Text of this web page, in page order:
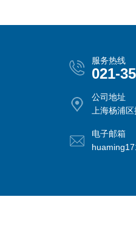
服务热线
021-
公司地址
上海杨浦
电子邮箱